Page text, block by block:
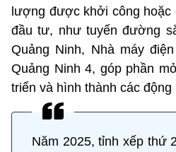
lượng được khởi công hoặc
đầu tư, như tuyến đường
Quảng Ninh, Nhà máy
Quảng Ninh 4, góp phần
triển và hình thành các
Năm 2025, tỉnh xếp thứ